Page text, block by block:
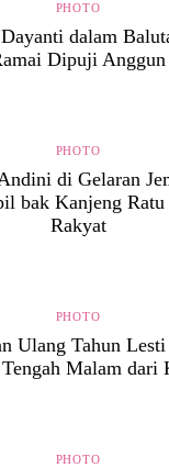
PHOTO
dalam
Dipuji
PHOTO
di Gelaran
bak Kanjeng Ratu
Rakyat
PHOTO
Ulang Tahun
Malam dari
PHOTO